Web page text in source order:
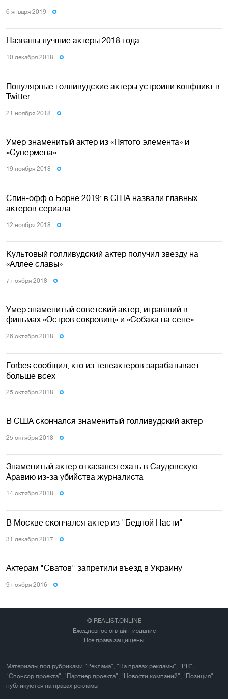
6 января 2019
Названы лучшие актеры 2018 года
10 декабря 2018
Популярные голливудские актеры устроили конфликт в
Twitter
21 ноября 2018
Умер знаменитый актер из «Пятого элемента» и
«Супермена»
19 ноября 2018
Спин-офф о Борне 2019: в США назвали главных
актеров сериала
12 ноября 2018
Культовый голливудский актер получил звезду на
«Аллее славы»
7 ноября 2018
Умер знаменитый советский актер, игравший в
фильмах «Остров сокровищ» и «Собака на сене»
26 октября 2018
Forbes сообщил, кто из телеактеров зарабатывает
больше всех
25 октября 2018
В США скончался знаменитый голливудский актер
25 октября 2018
Знаменитый актер отказался ехать в Саудовскую
Аравию из-за убийства журналиста
14 октября 2018
В Москве скончался актер из "Бедной Насти"
31 декабря 2017
Актерам "Сватов" запретили въезд в Украину
9 ноября 2016
© REALIST.ONLINE
Ежедневное онлайн-издание
Все права защищены
Материалы под рубриками "Реклама", "На правах рекламы", "PR",
"Спонсор проекта", "Партнер проекта", "Новости компаний", "Позиция"
публикуются на правах рекламы